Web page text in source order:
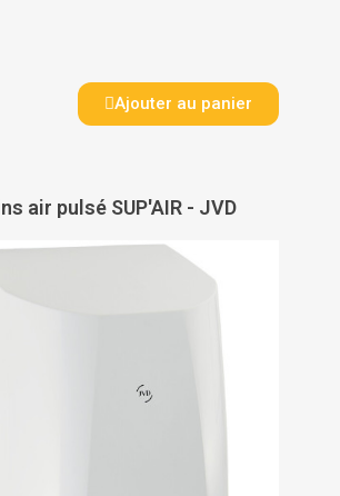
Ajouter au panier
air pulsé SUP'AIR - JVD